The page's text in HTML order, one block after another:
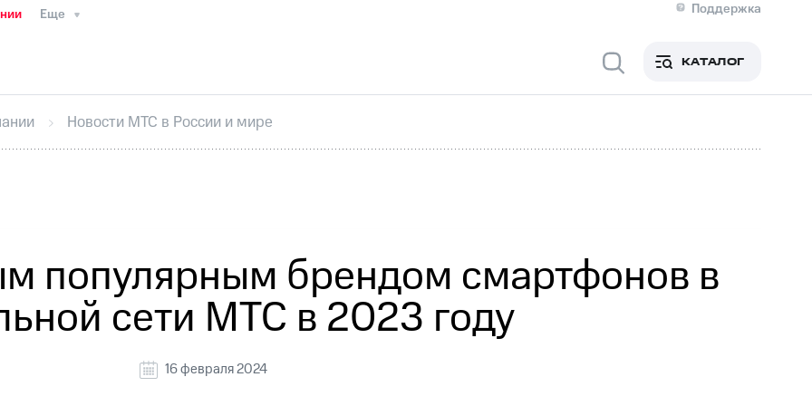
Еще
Поддержка
Медиа-центр
ИнтервьюФинансовая отчетностьКонтактыНовости в регионе
секретарьРаскрытие информации
кабинет акционераАкционерный капиталКонтроль и аудитРынок акций
КАТАЛОГ
Новости МТС в России и мире
популярным брендом смартфонов в
сети МТС в 2023 году
16 февраля 2024